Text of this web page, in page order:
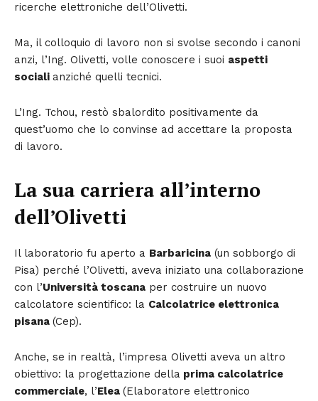
ricerche elettroniche dell’Olivetti.
Ma, il colloquio di lavoro non si svolse secondo i canoni
anzi, l’Ing. Olivetti, volle conoscere i suoi aspetti
sociali anziché quelli tecnici.
L’Ing. Tchou, restò sbalordito positivamente da
quest’uomo che lo convinse ad accettare la proposta
di lavoro.
La sua carriera all’interno
dell’Olivetti
Il laboratorio fu aperto a Barbaricina (un sobborgo di
Pisa) perché l’Olivetti, aveva iniziato una collaborazione
con l’Università toscana per costruire un nuovo
calcolatore scientifico: la Calcolatrice elettronica
pisana (Cep).
Anche, se in realtà, l’impresa Olivetti aveva un altro
obiettivo: la progettazione della prima calcolatrice
commerciale, l’Elea (Elaboratore elettronico